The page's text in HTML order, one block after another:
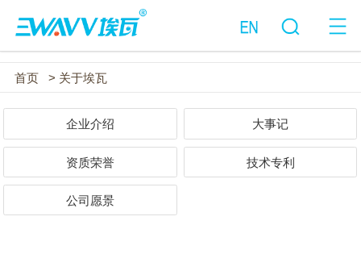
首页 > 关于埃瓦
企业介绍 大事记
资质荣誉 技术专利
公司愿景